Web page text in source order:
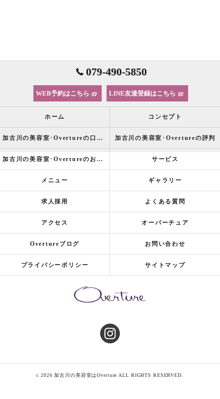
079-490-5850
WEB予約はこちら LINE友達登録はこちら
ホーム コンセプト
加古川の美容室･Overtureの口コミ情報 加古川の美容室･Overtureの評判
加古川の美容室･Overtureのお客様の声 サービス
メニュー ギャラリー
求人採用 よくある質問
アクセス オーバーチュア
Overtureブログ お問い合わせ
プライバシーポリシー サイトマップ
c 2026 加古川の美容室はOverture ALL RIGHTS RESERVED.